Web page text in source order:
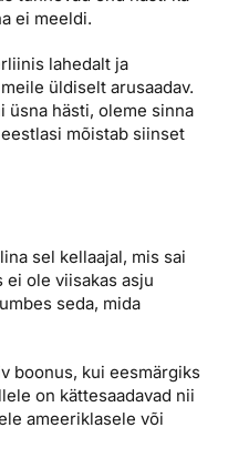
ei meeldi.
lahedalt ja
üldiselt arusaadav.
üsna hästi, oleme sinna
mõistab siinset
sel kellaajal, mis sai
ole viisakas asju
seda, mida
boonus, kui eesmärgiks
on kättesaadavad nii
ameeriklasele või